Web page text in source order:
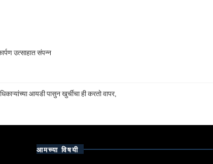
उत्साहात संपन्न
आयडी पासुन खुर्चीचा ही करतो वापर,
आमच्या विषयी